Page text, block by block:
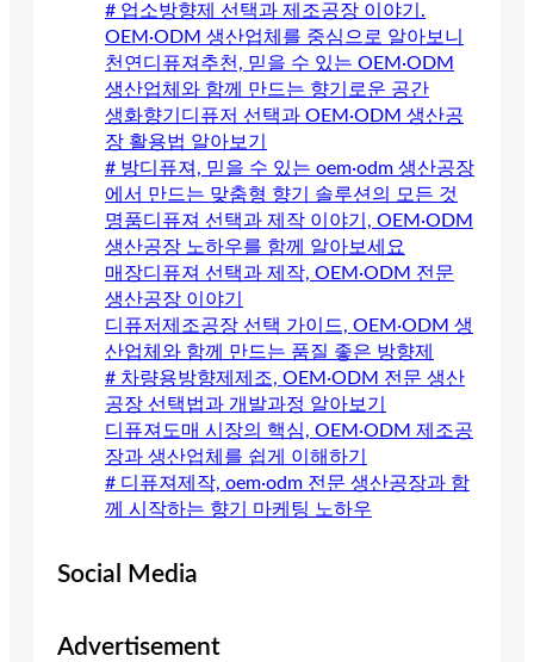
# 업소방향제 선택과 제조공장 이야기.
OEM·ODM 생산업체를 중심으로 알아보니
천연디퓨져추천, 믿을 수 있는 OEM·ODM
생산업체와 함께 만드는 향기로운 공간
생화향기디퓨저 선택과 OEM·ODM 생산공
장 활용법 알아보기
# 방디퓨져, 믿을 수 있는 oem·odm 생산공장
에서 만드는 맞춤형 향기 솔루션의 모든 것
명품디퓨져 선택과 제작 이야기, OEM·ODM
생산공장 노하우를 함께 알아보세요
매장디퓨져 선택과 제작, OEM·ODM 전문
생산공장 이야기
디퓨저제조공장 선택 가이드, OEM·ODM 생
산업체와 함께 만드는 품질 좋은 방향제
# 차량용방향제제조, OEM·ODM 전문 생산
공장 선택법과 개발과정 알아보기
디퓨져도매 시장의 핵심, OEM·ODM 제조공
장과 생산업체를 쉽게 이해하기
# 디퓨져제작, oem·odm 전문 생산공장과 함
께 시작하는 향기 마케팅 노하우
Social Media
Advertisement